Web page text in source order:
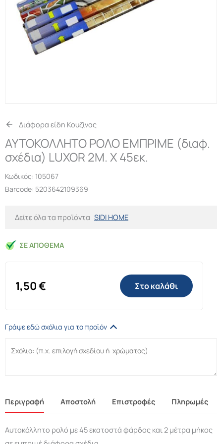
Διάφορα είδη Κουζίνας
ΑΥΤΟΚΟΛΛΗΤΟ ΡΟΛΟ ΕΜΠΡΙΜΕ (διαφ.
σχέδια) LUXOR 2Μ. X 45εκ.
Κωδικός: 105067
Barcode: 5203642109369
Δείτε όλα τα προϊόντα SIDI HOME
ΣΕ ΑΠΌΘΕΜΑ
1,50€ Στο καλάθι
Γράψε εδώ σχόλια για το προϊόν
Περιγραφή Αποστολή Επιστροφές Πληρωμές
Αυτοκόλλητο ρολό με 45 εκατοστά φάρδος και 2 μέτρα μήκος